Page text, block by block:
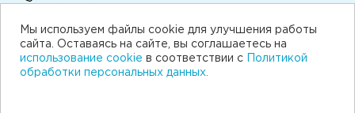
Мы используем файлы cookie для улучшения работы
сайта. Оставаясь на сайте, вы соглашаетесь на
использование cookie в соответствии с
Политикой
обработки персональных данных.
Написать директору